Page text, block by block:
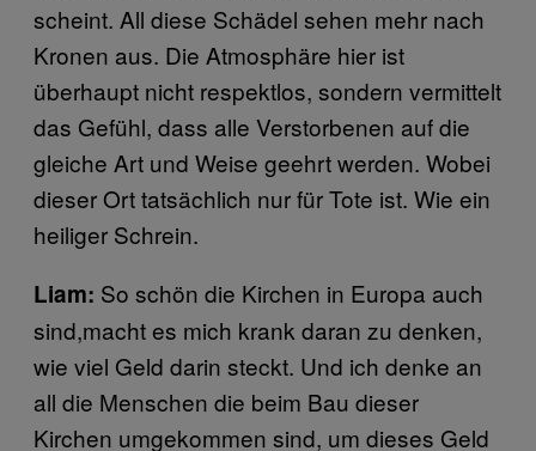
scheint. All diese Schädel sehen mehr nach
Kronen aus. Die Atmosphäre hier ist
überhaupt nicht respektlos, sondern vermittelt
das Gefühl, dass alle Verstorbenen auf die
gleiche Art und Weise geehrt werden. Wobei
dieser Ort tatsächlich nur für Tote ist. Wie ein
heiliger Schrein.
Liam: So schön die Kirchen in Europa auch
sind,macht es mich krank daran zu denken,
wie viel Geld darin steckt. Und ich denke an
all die Menschen die beim Bau dieser
Kirchen umgekommen sind, um dieses Geld